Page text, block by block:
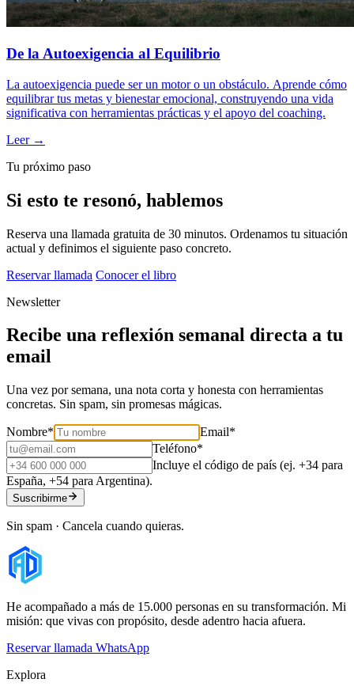
De la Autoexigencia al Equilibrio
La autoexigencia puede ser un motor o un obstáculo. Aprende cómo
equilibrar tus metas y bienestar emocional, construyendo una vida
significativa con herramientas prácticas y el apoyo del coaching.
Leer →
Tu próximo paso
Si esto te resonó, hablemos
Reserva una llamada gratuita de 30 minutos. Ordenamos tu situación
actual y definimos el siguiente paso concreto.
Reservar llamada Conocer el libro
Newsletter
Recibe una reflexión semanal directa a tu
email
Una vez por semana, una nota corta y honesta con herramientas
concretas. Sin spam, sin promesas mágicas.
Nombre* Email*
Teléfono*
Incluye el código de país (ej. +34 para
España, +54 para Argentina).
Suscribirme
Sin spam · Cancela cuando quieras.
He acompañado a más de 15.000 personas en su transformación. Mi
misión: que vivas con propósito, desde adentro hacia afuera.
Reservar llamada WhatsApp
Explora